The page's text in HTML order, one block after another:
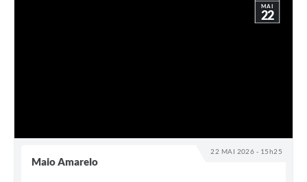
22 MAI 2026 - 15h25
MAI
22
Maio Amarelo